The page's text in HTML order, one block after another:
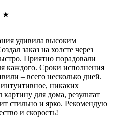
★
удивила высоким
заказ на холсте через
Приятно порадовали
каждого. Сроки исполнения
– всего несколько дней.
никаких
картину для дома, результат
стильно и ярко. Рекомендую
и скорость!